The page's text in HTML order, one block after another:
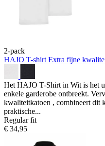
2-pack
HAJO T-shirt Extra fijne
Het HAJO T-Shirt in Wit is het
enkele garderobe ontbreekt.
kwaliteitkatoen , combineert dit
praktische...
Regular fit
€ 34,95